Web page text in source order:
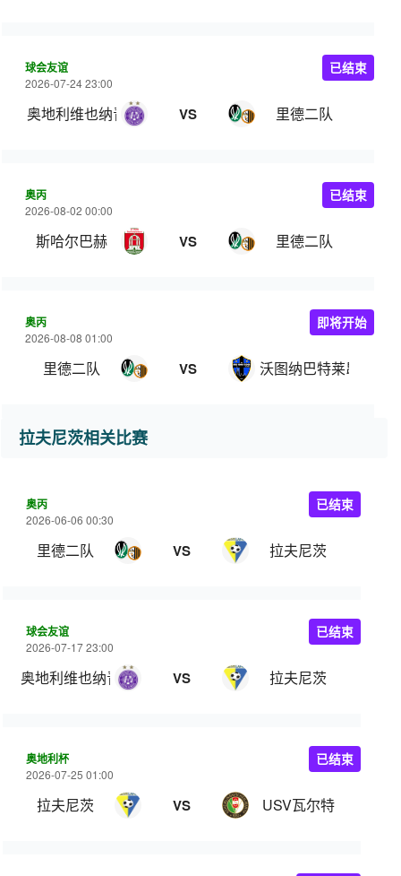
球会友谊
2026-07-24 23:00
奥地利维也纳青年队 VS 里德二队
已结束
奥丙
2026-08-02 00:00
斯哈尔巴赫 VS 里德二队
已结束
奥丙
2026-08-08 01:00
里德二队 VS 沃图纳巴特莱昂费尔
即将开始
拉夫尼茨相关比赛
奥丙
2026-06-06 00:30
里德二队 VS 拉夫尼茨
已结束
球会友谊
2026-07-17 23:00
奥地利维也纳青年队 VS 拉夫尼茨
已结束
奥地利杯
2026-07-25 01:00
拉夫尼茨 VS USV瓦尔特
已结束